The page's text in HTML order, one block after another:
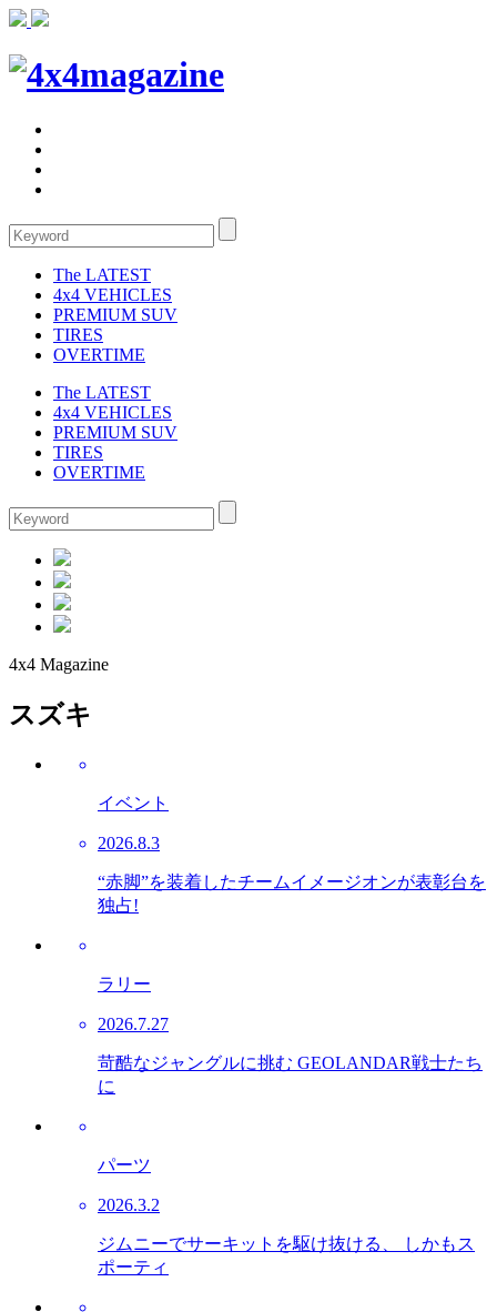
The LATEST
4x4 VEHICLES
PREMIUM SUV
TIRES
OVERTIME
The LATEST
4x4 VEHICLES
PREMIUM SUV
TIRES
OVERTIME
4x4 Magazine
スズキ
イベント
2026.8.3
“赤脚”を装着したチームイメージオンが表彰台を
独占!
ラリー
2026.7.27
苛酷なジャングルに挑む GEOLANDAR戦士たち
に
パーツ
2026.3.2
ジムニーでサーキットを駆け抜ける、 しかもス
ポーティ